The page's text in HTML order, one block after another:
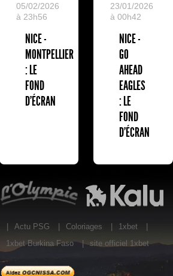
05/02/2026
à 23h56
NICE -
MONTPELLIER
: LE
FOND
D'ÉCRAN
23/01/2026
à 00h42
NICE -
GO
AHEAD
EAGLES
: LE
FOND
D'ÉCRAN
EA Sports
| Actu PSG | Coloriages | 1xbet
|
1xbet Burkina Faso | site officiel 1xbet